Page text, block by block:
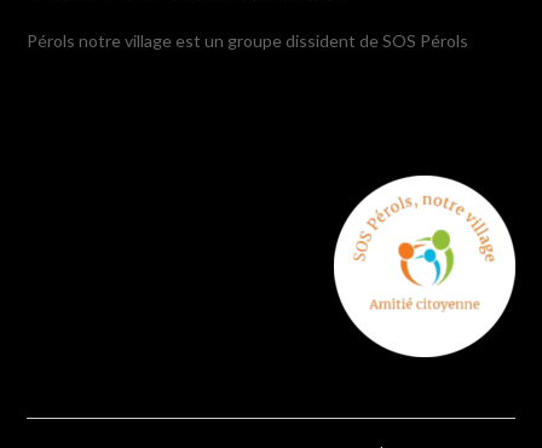
Pérols notre village est un groupe dissident de SOS Pérols